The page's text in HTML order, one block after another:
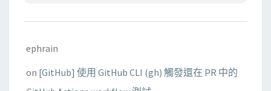
ephrain
on [GitHub] 使用 GitHub CLI (gh) 觸發還在 PR 中的